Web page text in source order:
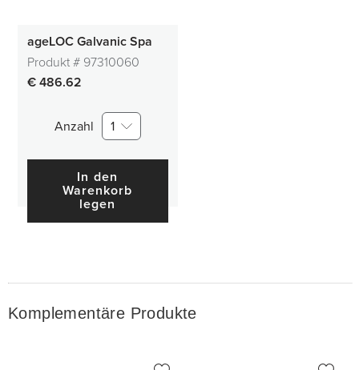
ageLOC Galvanic Spa
Produkt # 97310060
€ 486.62
Anzahl 1
In den
Warenkorb
legen
Komplementäre Produkte